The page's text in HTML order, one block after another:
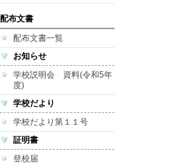
配布文書
配布文書一覧
お知らせ
学校説明会 資料(令和5年
度)
学校だより
学校だより第１１号
証明書
登校届